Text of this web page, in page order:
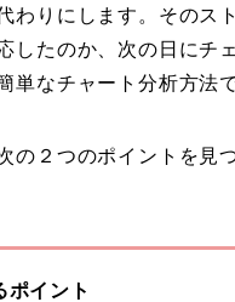
わりにします。そのス
したのか、次の日にチ
単なチャート分析方法で
の２つのポイントを見
ポイント